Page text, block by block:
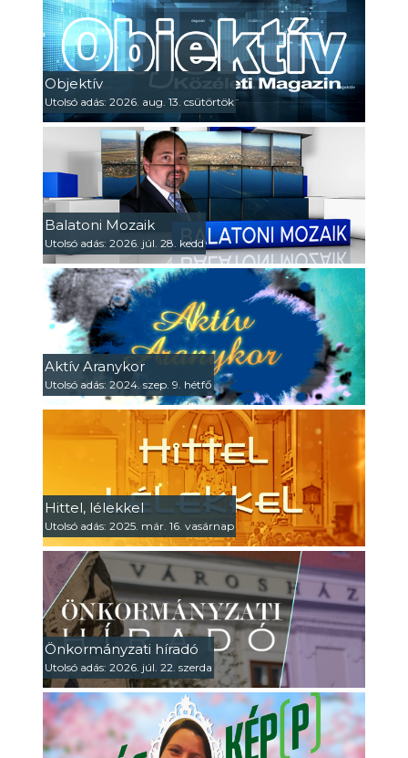
Objektív
Utolsó adás: 2026. aug. 13. csütörtök
Balatoni Mozaik
Utolsó adás: 2026. júl. 28. kedd
Aktív Aranykor
Utolsó adás: 2024. szep. 9. hétfő
Hittel, lélekkel
Utolsó adás: 2025. már. 16. vasárnap
Önkormányzati híradó
Utolsó adás: 2026. júl. 22. szerda